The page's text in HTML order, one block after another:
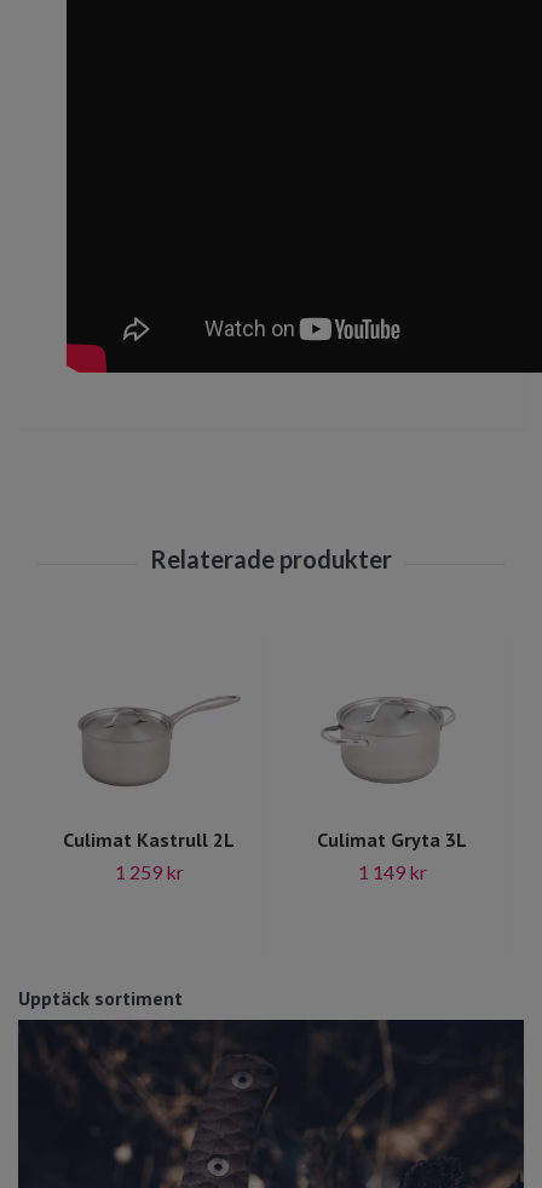
Upptäck sortiment
Culimat Kastrull 2L
1 259 kr
Culimat Gryta 3L
1 149 kr